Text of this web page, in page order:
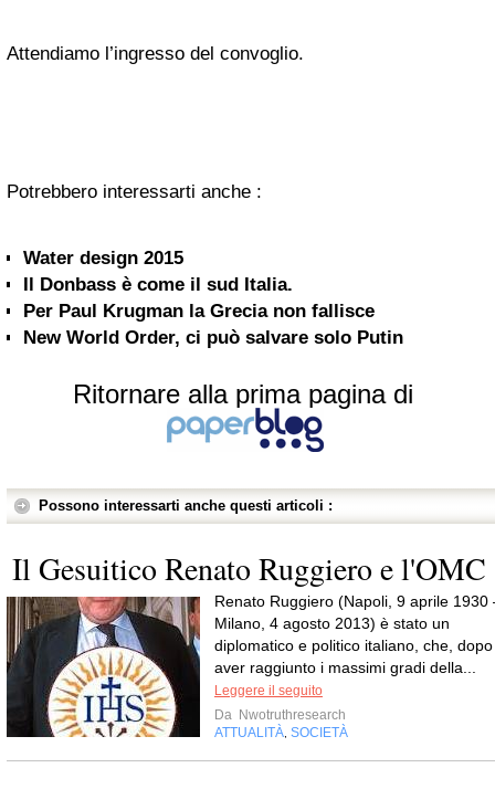
Attendiamo l’ingresso del convoglio.
Potrebbero interessarti anche :
Water design 2015
Il Donbass è come il sud Italia.
Per Paul Krugman la Grecia non fallisce
New World Order, ci può salvare solo Putin
Ritornare alla prima pagina di
Possono interessarti anche questi articoli :
Il Gesuitico Renato Ruggiero e l'OMC
Renato Ruggiero (Napoli, 9 aprile 1930
Milano, 4 agosto 2013) è stato un
diplomatico e politico italiano, che, dopo
aver raggiunto i massimi gradi della...
Leggere il seguito
Da Nwotruthresearch
ATTUALITÀ, SOCIETÀ